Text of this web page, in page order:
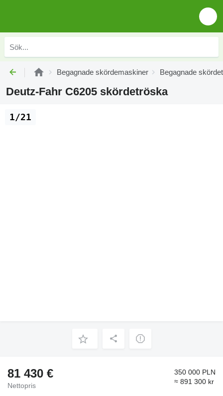
Begagnade skördemaskiner Begagnade
Deutz-Fahr C6205 skördetröska
1/21
81 430 €
Nettopris
350 000 PLN
≈ 891 300 kr